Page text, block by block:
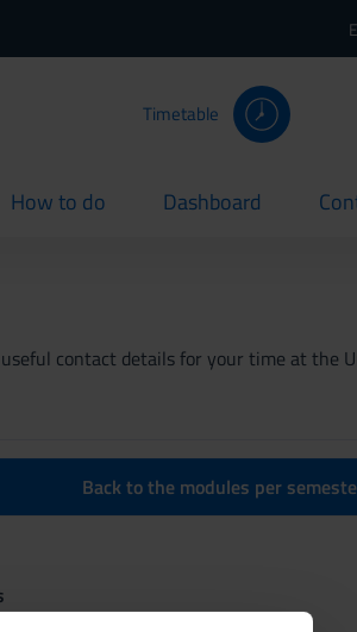
Timetable
How to do
current Dashboard
current
contact details for your time at the
Back to the modules per